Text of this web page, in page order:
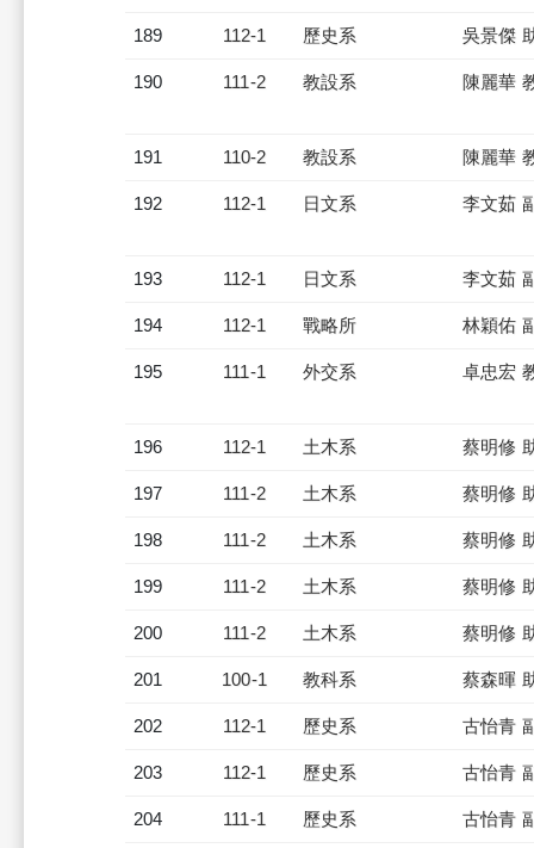
189 112-1 歷史系 吳景傑
190 111-2 教設系 陳麗華
191 110-2 教設系 陳麗華
192 112-1 日文系 李文茹
193 112-1 日文系 李文茹
194 112-1 戰略所 林穎佑
195 111-1 外交系 卓忠宏
196 112-1 土木系 蔡明修
197 111-2 土木系 蔡明修
198 111-2 土木系 蔡明修
199 111-2 土木系 蔡明修
200 111-2 土木系 蔡明修
201 100-1 教科系 蔡森暉
202 112-1 歷史系 古怡青
203 112-1 歷史系 古怡青
204 111-1 歷史系 古怡青